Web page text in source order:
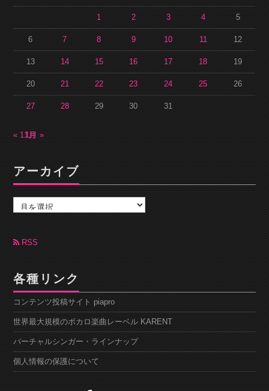
1 2 3 4 5
6 7 8 9 10 11 12
13 14 15 16 17 18 19
20 21 22 23 24 25 26
27 28 29 30 31
« 11月1月 »
アーカイブ
カ
ブ RSS
各種リンク
コンテンツ投稿サイト piapro
世界最大規模のボカロ楽曲レーベル KARENT
バーチャルシンガー・ラインナップ
個人情報の保護について